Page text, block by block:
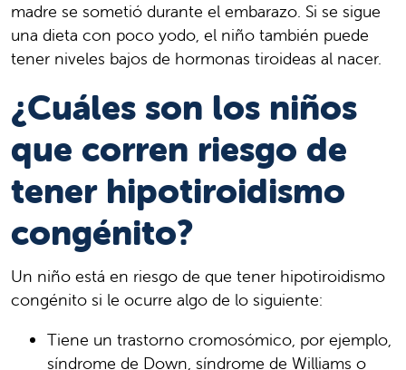
madre se sometió durante el embarazo. Si se sigue
una dieta con poco yodo, el niño también puede
tener niveles bajos de hormonas tiroideas al nacer.
¿Cuáles son los niños
que corren riesgo de
tener hipotiroidismo
congénito?
Un niño está en riesgo de que tener hipotiroidismo
congénito si le ocurre algo de lo siguiente:
Tiene un trastorno cromosómico, por ejemplo,
síndrome de Down, síndrome de Williams o